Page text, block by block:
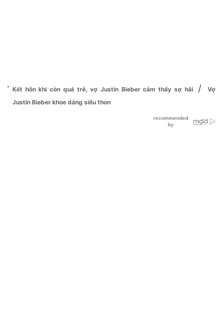
Kết hôn khi còn quá trẻ, vợ Justin Bieber cảm thấy sợ hãi /
Vợ
Justin Bieber khoe dáng siêu thon